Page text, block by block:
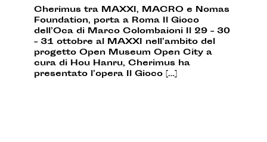
Cherimus tra MAXXI, MACRO e Nomas
Foundation, porta a Roma Il Gioco
dell’Oca di Marco Colombaioni Il 29 – 30
– 31 ottobre al MAXXI nell’ambito del
progetto Open Museum Open City a
cura di Hou Hanru, Cherimus ha
presentato l’opera Il Gioco […]